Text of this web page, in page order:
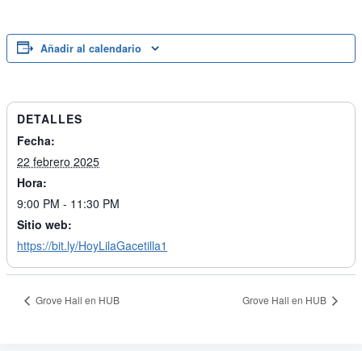
Añadir al calendario
DETALLES
Fecha:
22 febrero 2025
Hora:
9:00 PM - 11:30 PM
Sitio web:
https://bit.ly/HoyLilaGacetilla1
Grove Hall en HUB Grove Hall en HUB